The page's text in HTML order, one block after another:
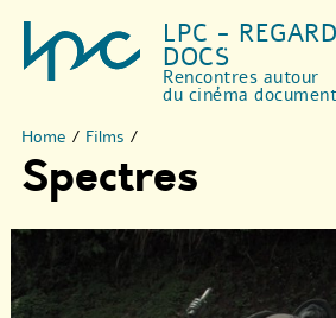
LPC -
DOCS
Rencontres autour
du cinéma
Home / Films /
Spectres